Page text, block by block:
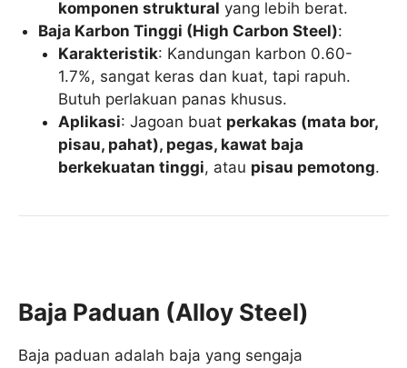
komponen struktural yang lebih berat.
Baja Karbon Tinggi (High Carbon Steel):
Karakteristik: Kandungan karbon 0.60-
1.7%, sangat keras dan kuat, tapi rapuh.
Butuh perlakuan panas khusus.
Aplikasi: Jagoan buat perkakas (mata bor,
pisau, pahat), pegas, kawat baja
berkekuatan tinggi, atau pisau pemotong.
Baja Paduan (Alloy Steel)
Baja paduan adalah baja yang sengaja